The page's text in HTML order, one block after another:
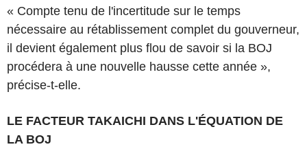
« Compte tenu de l'incertitude sur le temps
nécessaire au rétablissement complet du gouverneur,
il devient également plus flou de savoir si la BOJ
procédera à une nouvelle hausse cette année »,
précise-t-elle.
LE FACTEUR TAKAICHI DANS L'ÉQUATION DE
LA BOJ